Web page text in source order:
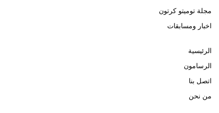
مجلة توميتو كرتون
اخبار ومسابقات
الرئيسية
الرسامون
اتصل بنا
من نحن